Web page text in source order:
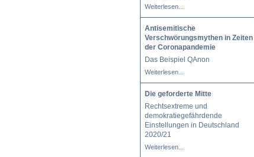
Weiterlesen...
Antisemitische
Verschwörungsmythen in Zeiten
der Coronapandemie
Das Beispiel QAnon
Weiterlesen...
Die geforderte Mitte
Rechtsextreme und
demokratiegefährdende
Einstellungen in Deutschland
2020/21
Weiterlesen...